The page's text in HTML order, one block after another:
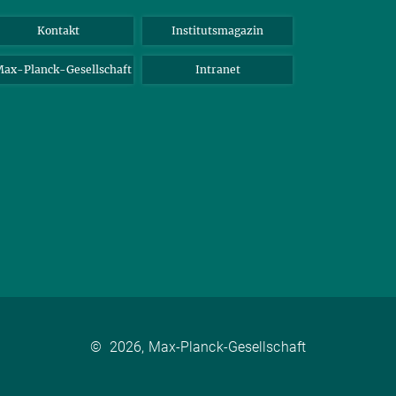
Kontakt Institutsmagazin
Planck-Gesellschaft Intranet
© 2026, Max-Planck-Gesellschaft